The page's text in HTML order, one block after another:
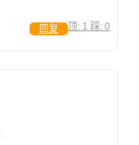
顶: 1 踩: 0
回复